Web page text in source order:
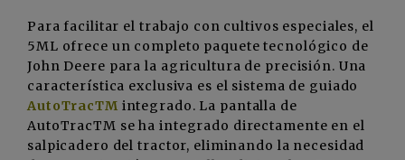
Para facilitar el trabajo con cultivos especiales, el
5ML ofrece un completo paquete tecnológico de
John Deere para la agricultura de precisión. Una
característica exclusiva es el sistema de guiado
AutoTracTM integrado. La pantalla de
AutoTracTM se ha integrado directamente en el
salpicadero del tractor, eliminando la necesidad